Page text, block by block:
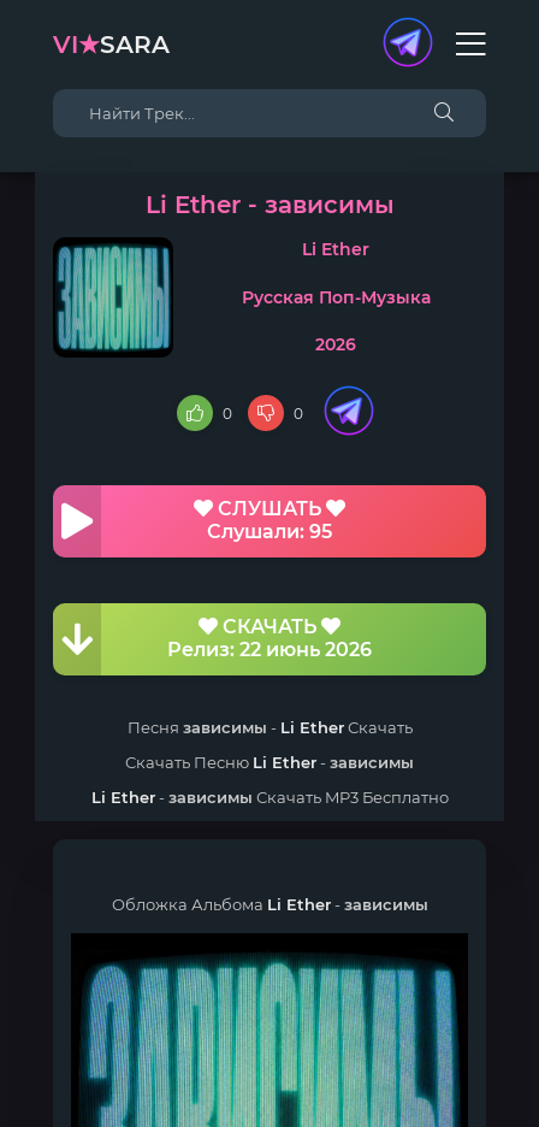
VI★SARA
Li Ether - зависимы
Li Ether
Русская Поп-Музыка
2026
0 0
СЛУШАТЬ
Слушали: 95
СКАЧАТЬ
Релиз: 22 июнь 2026
Песня зависимы - Li EtherСкачать
Скачать Песню Li Ether-зависимы
Li Ether-зависимы Скачать MP3 Бесплатно
Обложка Альбома Li Ether-зависимы